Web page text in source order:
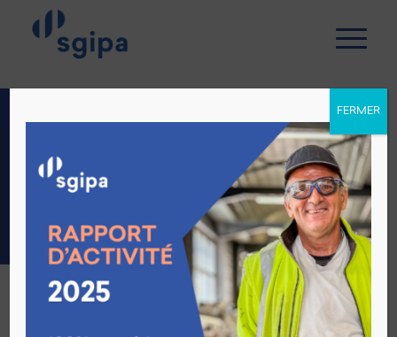
RESPONSABLE DE
RÉSIDENCE
FERMER